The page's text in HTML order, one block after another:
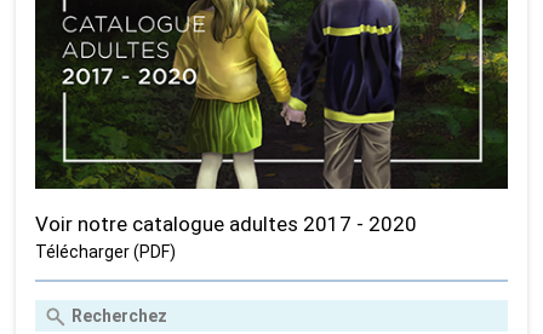
Voir notre catalogue adultes 2017 - 2020
Télécharger (PDF)